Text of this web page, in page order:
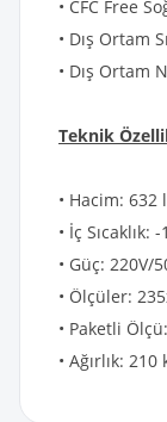
• CFC Free
• Dış Ortam
• Dış Ortam
Teknik
• Hacim: 632
• İç Sıcaklık:
• Güç: 220V/
• Ölçüler:
• Paketli
• Ağırlık: 210